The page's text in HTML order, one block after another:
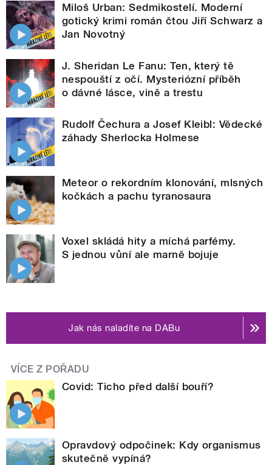
Miloš Urban: Sedmikostelí. Moderní
gotický krimi román čtou Jiří Schwarz a
Jan Novotný
J. Sheridan Le Fanu: Ten, který tě
nespouští z očí. Mysteriózní příběh
o dávné lásce, vině a trestu
Rudolf Čechura a Josef Kleibl: Vědecké
záhady Sherlocka Holmese
Meteor o rekordním klonování, mlsných
kočkách a pachu tyranosaura
Voxel skládá hity a míchá parfémy.
S jednou vůní ale marně bojuje
Jak nás naladíte na DABu
VÍCE Z POŘADU
Covid: Ticho před další bouří?
Opravdový odpočinek: Kdy organismus
skutečně vypíná?